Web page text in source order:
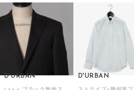
D'URBAN D'URBAN